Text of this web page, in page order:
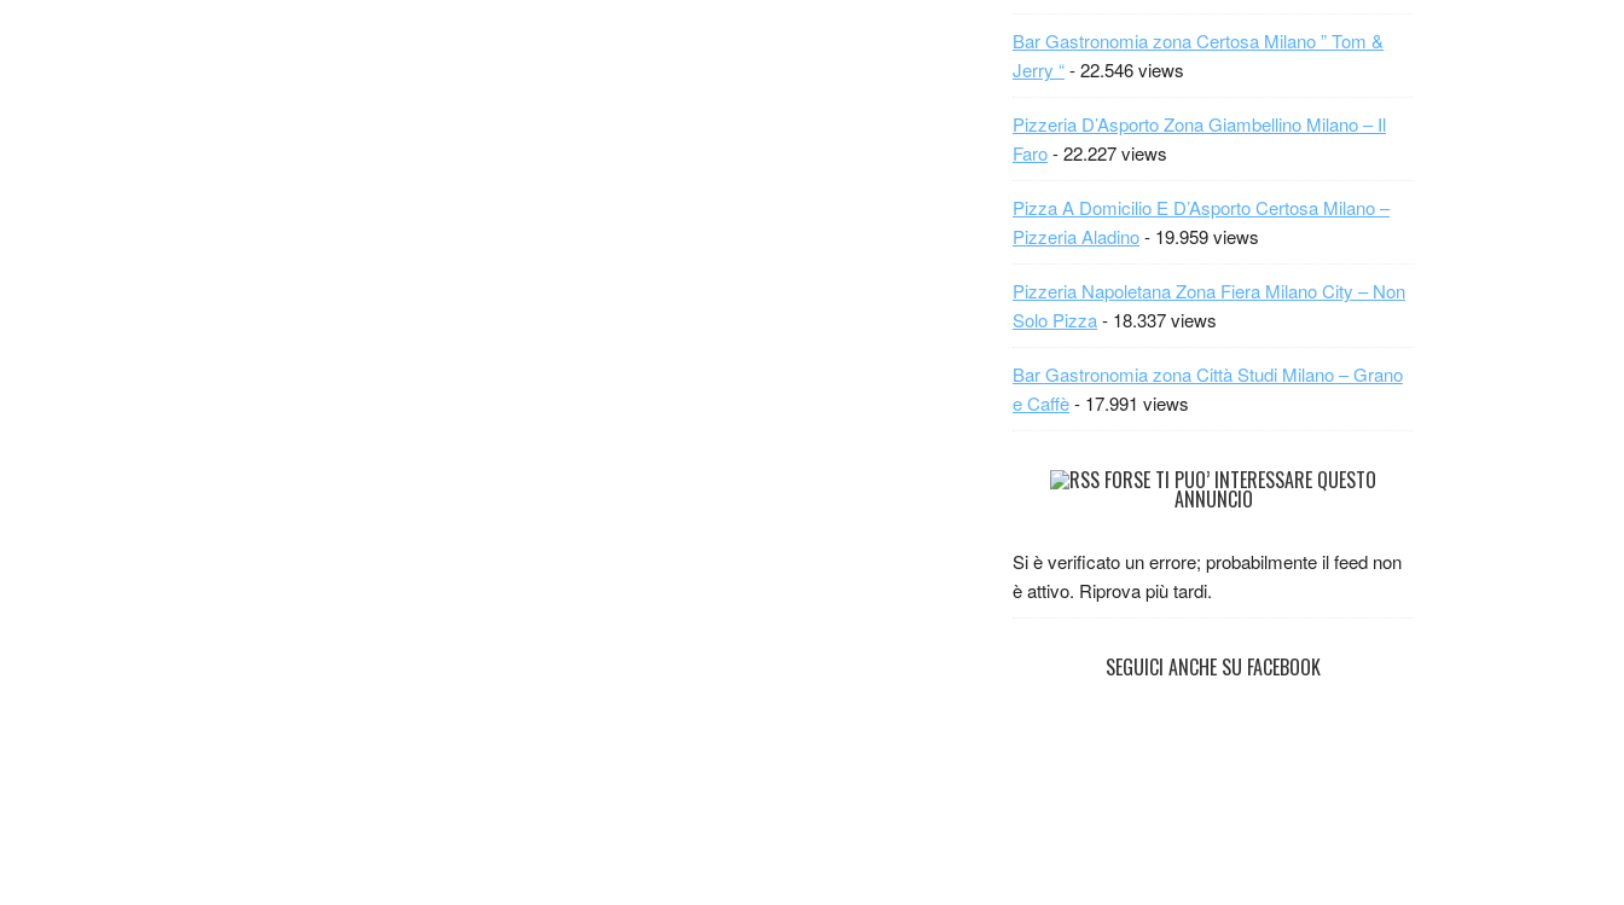
Bar Gastronomia zona Certosa Milano ” Tom &
Jerry “- 22.546 views
Pizzeria D’Asporto Zona Giambellino Milano – Il
Faro- 22.227 views
Pizza A Domicilio E D’Asporto Certosa Milano –
Pizzeria Aladino- 19.959 views
Pizzeria Napoletana Zona Fiera Milano City – Non
Solo Pizza- 18.337 views
Bar Gastronomia zona Città Studi Milano – Grano
e Caffè- 17.991 views
FORSE TI PUO’ INTERESSARE QUESTO
ANNUNCIO
Si è verificato un errore; probabilmente il feed non
è attivo. Riprova più tardi.
SEGUICI ANCHE SU FACEBOOK